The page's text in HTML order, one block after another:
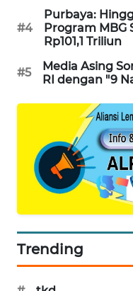
#4
Purbaya:
Program MBG
Rp101,1 Triliun
#5
Media Asing
RI dengan "9
Trending
NEWS
METRO
SIANTAR
NEWS
NEWS
METRO
JAKARTA
KRT
NEWS